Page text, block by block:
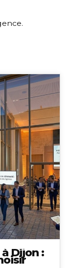
Dijon :